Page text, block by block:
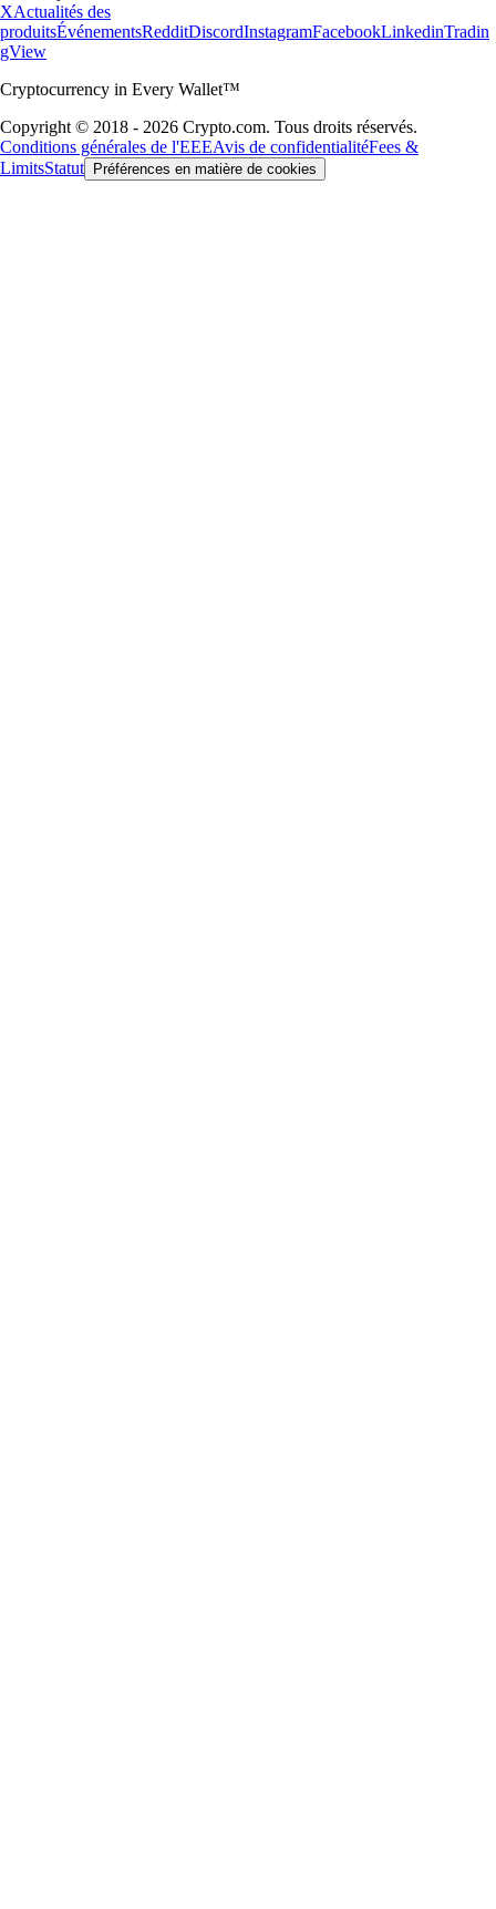
XActualités des
produitsÉvénementsRedditDiscordInstagramFacebookLinkedinTradin
gView
Cryptocurrency in Every Wallet™
Copyright © 2018 - 2026 Crypto.com. Tous droits réservés.
Conditions générales de l'EEEAvis de confidentialitéFees &
LimitsStatut Préférences en matière de cookies